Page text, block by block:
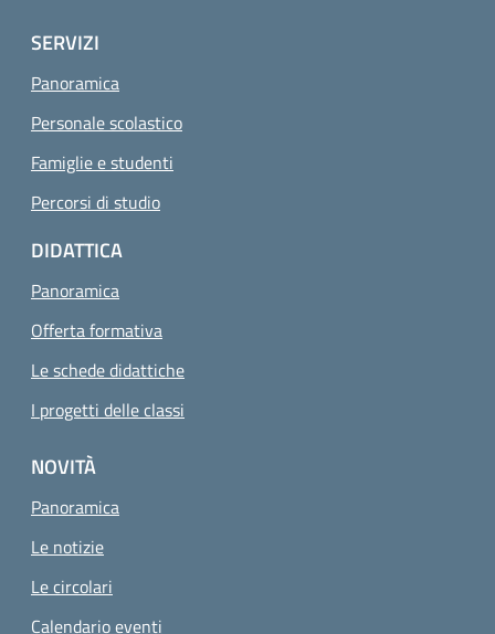
SERVIZI
Panoramica
Personale scolastico
Famiglie e studenti
Percorsi di studio
DIDATTICA
Panoramica
Offerta formativa
Le schede didattiche
I progetti delle classi
NOVITÀ
Panoramica
Le notizie
Le circolari
Calendario eventi